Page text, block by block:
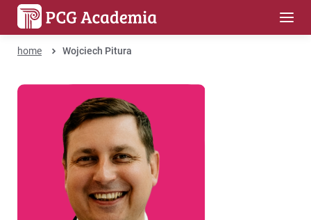
home Wojciech Pitura